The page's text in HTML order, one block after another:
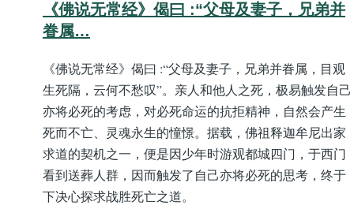
《佛说无常经》偈曰 :“父母及妻子，兄弟并
眷属…
《佛说无常经》偈曰 :“父母及妻子，兄弟并眷属，目观
生死隔，云何不愁叹”。亲人和他人之死，极易触发自己
亦将必死的考虑，对必死命运的抗拒精神，自然会产生
死而不亡、灵魂永生的憧憬。据载，佛祖释迦牟尼出家
求道的契机之一，便是因少年时游观都城四门，于西门
看到送葬人群，因而触发了自己亦将必死的思考，终于
下决心探求战胜死亡之道。